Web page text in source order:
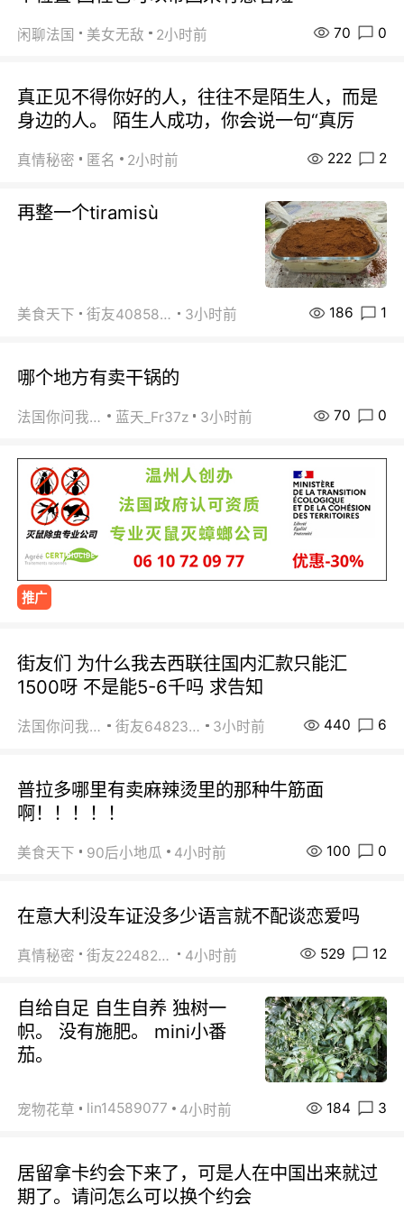
闲聊法国 美女无敌 2小时前 70 0
真正见不得你好的人，往往不是陌生人，而是
身边的人。 陌生人成功，你会说一句“真厉
真情秘密 匿名 2小时前 222 2
再整一个tiramisù
美食天下 街友40858442 3小时前 186 1
哪个地方有卖干锅的
法国你问我答 蓝天_Fr37z 3小时前 70 0
推广
街友们 为什么我去西联往国内汇款只能汇
1500呀 不是能5-6千吗 求告知
法国你问我答 街友64823891 3小时前 440 6
普拉多哪里有卖麻辣烫里的那种牛筋面
啊！！！！！
美食天下 90后小地瓜 4小时前 100 0
在意大利没车证没多少语言就不配谈恋爱吗
真情秘密 街友22482465 4小时前 529 12
自给自足 自生自养 独树一
帜。 没有施肥。 mini小番
茄。
宠物花草 lin14589077 4小时前 184 3
居留拿卡约会下来了，可是人在中国出来就过
期了。请问怎么可以换个约会